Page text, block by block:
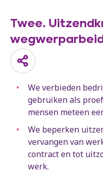
Twee.
We verbieden
gebruiken als
mensen meteen
We beperken
vervangen van
contract en tot
werk.